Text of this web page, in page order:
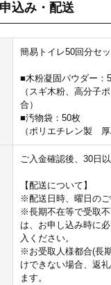
込み・配送
簡易トイレ50回分セッ
■木粉凝固パウダー：
（スギ木粉、高分子
合）
■汚物袋：50枚
（ポリエチレン製 厚
ご入金確認後、30日
【配送について】
※配送日時、曜日のご
※長期不在等で受取
は、お申し込み時に
入ください。
※お受取人様都合(長
けできない場合、返
ます。